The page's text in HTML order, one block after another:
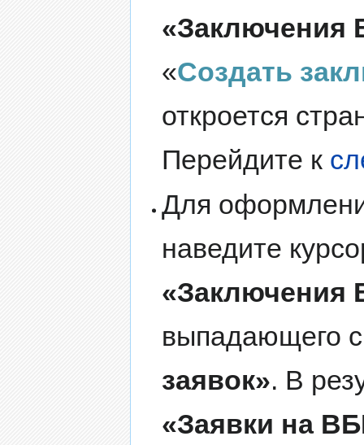
«Заключения
«Создать
откроется
Перейдите к
Для
наведите
«Заключения
выпадающего
заявок». В
«Заявки на